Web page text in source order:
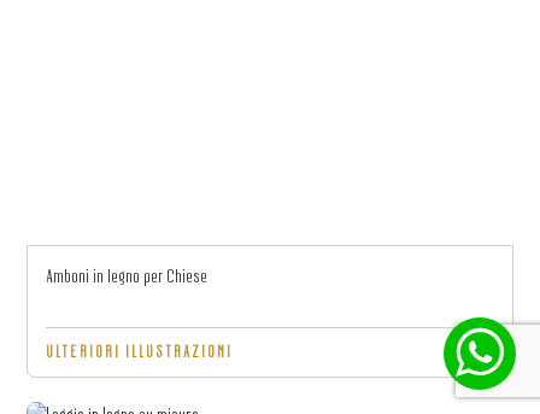
Amboni in legno per Chiese
ULTERIORI ILLUSTRAZIONI